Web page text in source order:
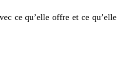
ce qu’elle offre et ce qu’elle